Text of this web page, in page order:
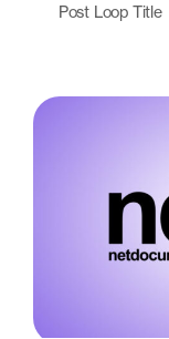
Post Loop Title